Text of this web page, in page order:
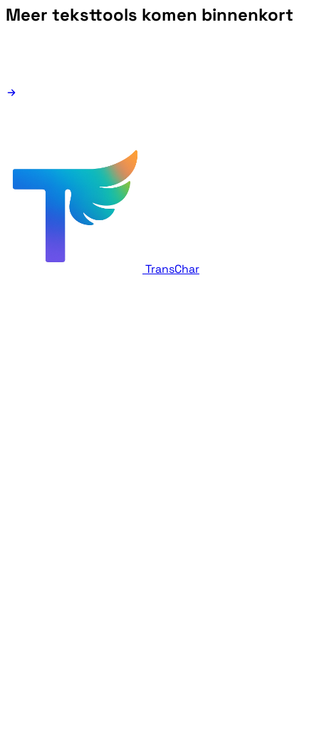
Meer teksttools komen binnenkort
TransChar